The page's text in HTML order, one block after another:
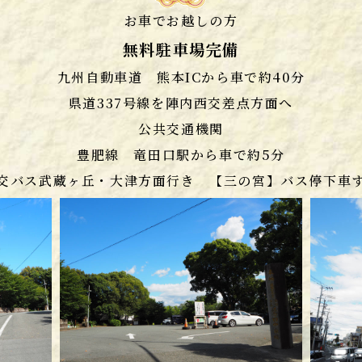
お車でお越しの方
無料駐車場完備
九州自動車道 熊本ICから車で約40分
県道337号線を陣内西交差点方面へ
公共交通機関
豊肥線 竜田口駅から車で約5分
バス武蔵ヶ丘・大津方面行き 【三の宮】バス停下車